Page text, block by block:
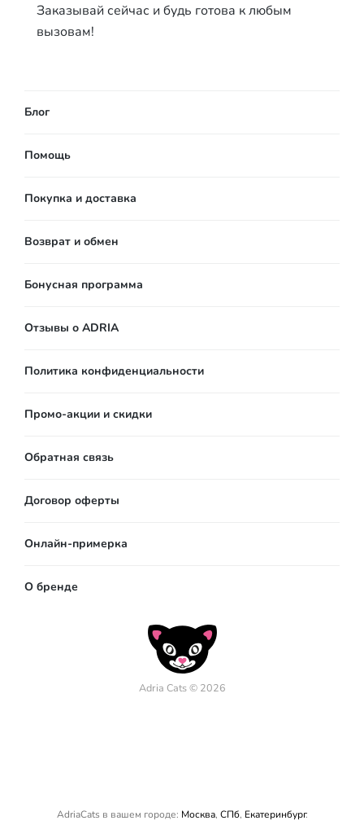
Заказывай сейчас и будь готова к любым
вызовам!
Блог
Помощь
Покупка и доставка
Возврат и обмен
Бонусная программа
Отзывы о ADRIA
Политика конфиденциальности
Промо-акции и скидки
Обратная связь
Договор оферты
Онлайн-примерка
О бренде
Adria Cats © 2026
AdriaCats в вашем городе: Москва, СПб, Екатеринбург.